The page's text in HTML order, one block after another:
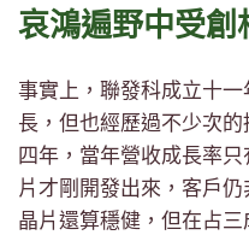
哀鴻遍野中受創
事實上，聯發科成立十
長，但也經歷過不少次
四年，當年營收成長率
片才剛開發出來，客戶
晶片還算穩健，但在占